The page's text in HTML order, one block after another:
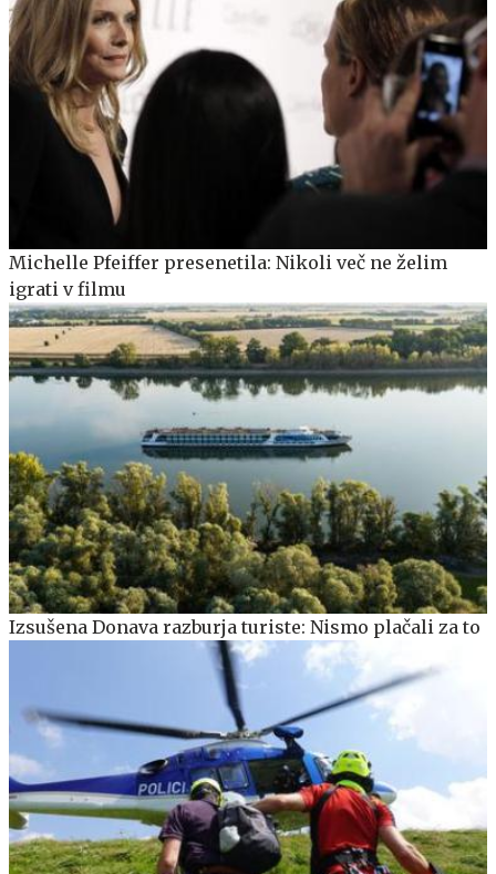
Michelle Pfeiffer presenetila: Nikoli več ne želim
igrati v filmu
Izsušena Donava razburja turiste: Nismo plačali za to